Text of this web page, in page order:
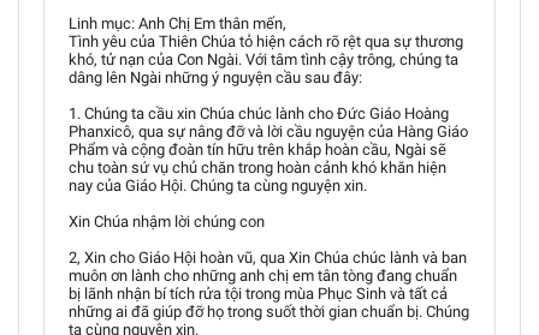
Linh mục: Anh Chị Em thân mến,
Tình yêu của Thiên Chúa tỏ hiện cách rõ rệt qua sự thương
khó, tử nạn của Con Ngài. Với tâm tình cậy trông, chúng ta
dâng lên Ngài những ý nguyện cầu sau đây:
1. Chúng ta cầu xin Chúa chúc lành cho Đức Giáo Hoàng
Phanxicô, qua sự nâng đỡ và lời cầu nguyện của Hàng Giáo
Phẩm và cộng đoàn tín hữu trên khắp hoàn cầu, Ngài sẽ
chu toàn sứ vụ chủ chăn trong hoàn cảnh khó khăn hiện
nay của Giáo Hội. Chúng ta cùng nguyện xin.
Xin Chúa nhậm lời chúng con
2, Xin cho Giáo Hội hoàn vũ, qua Xin Chúa chúc lành và ban
muôn ơn lành cho những anh chị em tân tòng đang chuẩn
bị lãnh nhận bí tích rửa tội trong mùa Phục Sinh và tất cả
những ai đã giúp đỡ họ trong suốt thời gian chuẩn bị. Chúng
ta cùng nguyện xin.